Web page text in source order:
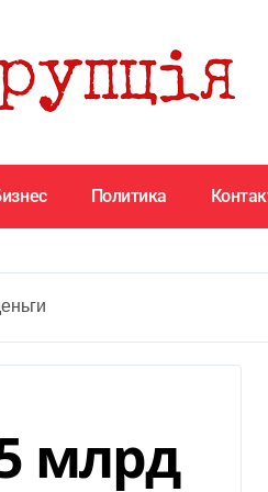
Политика
млрд